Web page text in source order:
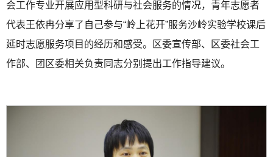
会工作专业开展应用型科研与社会服务的情况，青年志愿者
代表王依冉分享了自己参与“岭上花开”服务沙岭实验学校课后
延时志愿服务项目的经历和感受。区委宣传部、区委社会工
作部、团区委相关负责同志分别提出工作指导建议。